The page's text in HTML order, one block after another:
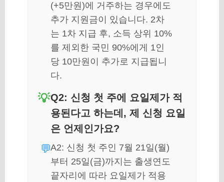
(+5만원)에 거주하는 경우에도
추가 지원금이 있습니다. 2차
는 1차 지급 후, 소득 상위 10%
를 제외한 국민 90%에게 1인
당 10만원이 추가로 지급됩니
다.
Q2: 신청 첫 주에 요일제가 적
용된다고 하는데, 제 신청 요일
은 언제인가요?
A2: 신청 첫 주인 7월 21일(월)
부터 25일(금)까지는 출생연도
끝자리에 따라 요일제가 적용